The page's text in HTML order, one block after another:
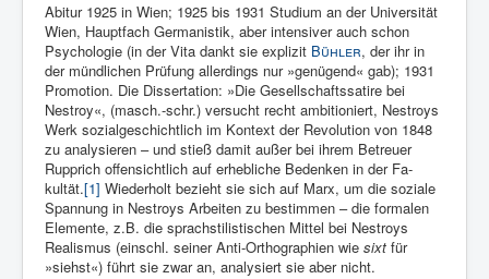
Abitur 1925 in Wien; 1925 bis 1931 Studium an der Universi­tät
Wien, Hauptfach Germanistik, aber intensi­ver auch schon
Psychologie (in der Vita dankt sie explizit Bühler, der ihr in
der münd­lichen Prüfung allerdings nur »genü­gend« gab); 1931
Promotion. Die Disser­tation: »Die Gesellschaftssa­tire bei
Nestroy«, (masch.-schr.) versucht recht ambi­tioniert, Nestroys
Werk sozi­algeschichtlich im Kontext der Revolu­tion von 1848
zu analysieren – und stieß damit außer bei ih­rem Be­treuer
Rup­prich offensichtlich auf er­hebliche Bedenken in der Fa­
kultät.[1] Wieder­holt be­zieht sie sich auf Marx, um die soziale
Span­nung in Ne­stroys Ar­beiten zu bestimmen – die formalen
Elemente, z.B. die sprachstili­stischen Mittel bei Nestroys
Realismus (einschl. seiner Anti-Or­thographien wie sixt für
»siehst«) führt sie zwar an, ana­lysiert sie aber nicht.